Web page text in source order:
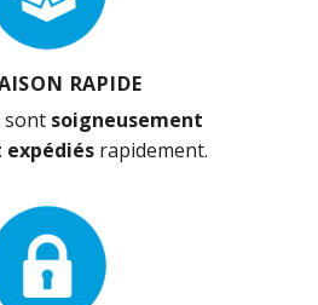
RAPIDE
sont soigneusement
rapidement.